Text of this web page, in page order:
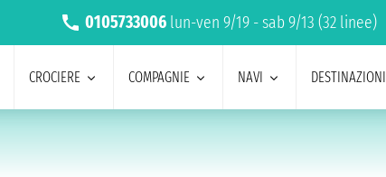
0105733006 lun-ven 9/19 - sab 9/13 (32 linee)
CROCIERE COMPAGNIE NAVI DESTINAZIONI